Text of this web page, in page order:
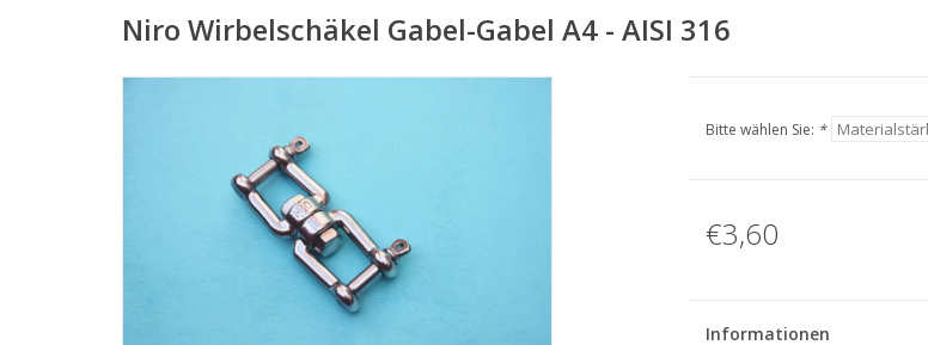
Niro Wirbelschäkel Gabel-Gabel A4 - AISI 316
Bitte wählen Sie: *
€3,60
Informationen